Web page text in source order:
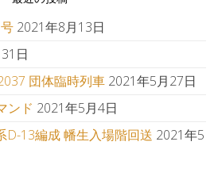
2021年8月13日
日
団体臨時列車 2021年5月27日
ンド 2021年5月4日
D-13編成 幡生入場階回送 2021年5